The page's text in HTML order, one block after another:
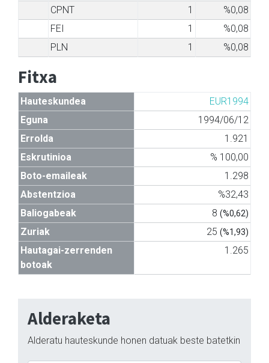
CPNT
1
%0,08
FEI
1
%0,08
PLN
1 %0,08
Fitxa
Hauteskundea
EUR1994
Eguna
1994/06/12
Errolda
1.921
Eskrutinioa
% 100,00
Boto-emaileak
1.298
Abstentzioa
%32,43
Baliogabeak
8 (%0,62)
Zuriak 25 (%1,93)
Hautagai-zerrenden
botoak
1.265
Alderaketa
Alderatu hauteskunde honen datuak beste batetkin